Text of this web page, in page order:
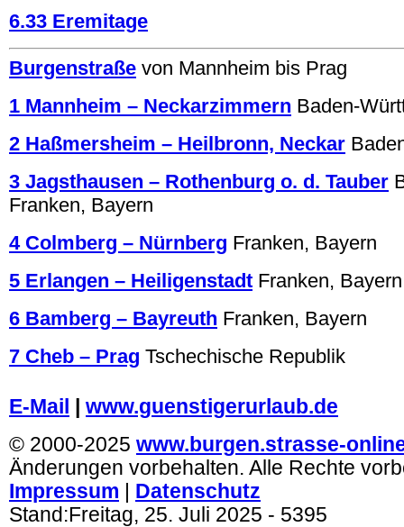
6.33 Eremitage
Burgenstraße von Mannheim bis Prag
1 Mannheim – Neckarzimmern Baden-
2 Haßmersheim – Heilbronn, Neckar
3 Jagsthausen – Rothenburg o. d. Tauber
Franken, Bayern
4 Colmberg – Nürnberg Franken, Bayern
5 Erlangen – Heiligenstadt Franken, Bayern
6 Bamberg – Bayreuth Franken, Bayern
7 Cheb – Prag Tschechische Republik
E-Mail
www.guenstigerurlaub.de
© 2000-2025 www.burgen.strasse-
Änderungen vorbehalten. Alle Rechte
Impressum
Datenschutz
Stand:Freitag, 25. Juli 2025 - 5395